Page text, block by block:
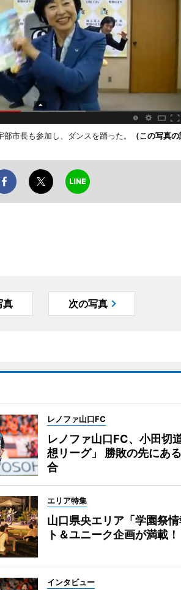
市長も参加し、ダンスを踊った。 （この写真の
真 次の写真
レノファ山口FC
レノファ山口FC、小田切
想リーグ」 勝敗の先にあ
合
エリア特集
山口県央エリア「学園祭
ト＆ユニーク企画が満載！
インタビュー